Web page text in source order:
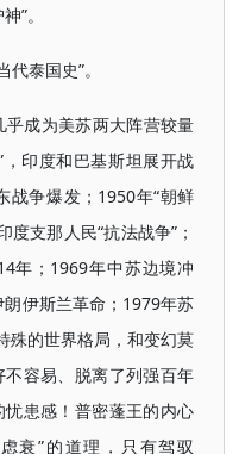
”。
泰国史”。
乎成为美苏两大阵营较量
，印度和巴基斯坦展开战
战争爆发；1950年“朝鲜
支那人民“抗法战争”；
年；1969年中苏边境冲
朗伊斯兰革命；1979年苏
殊的世界格局，和变幻莫
容易、脱离了列强百年
患感！普密蓬王的内心
衰”的道理，只有驾驭